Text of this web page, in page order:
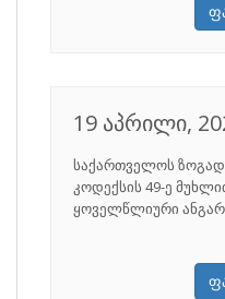
19 აპრილი,
საქართველოს
კოდექსის 49-­ე
ყოველწლიური